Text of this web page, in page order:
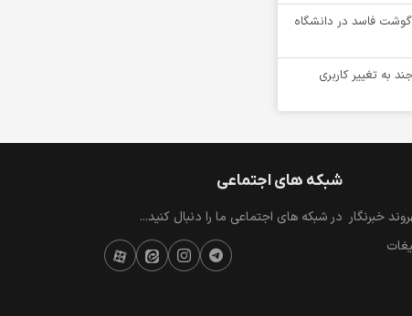
گوشت فاسد در دانشگاه
به تغییر کاربری
خبرنگار
شبکه های اجتماعی
در شبکه های اجتماعی ما را دنبال کنید...